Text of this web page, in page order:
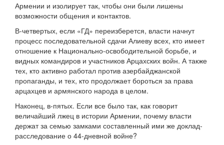
Армении и изолирует так, чтобы они были лишены
возможности общения и контактов.
В-четвертых, если «ГД» переизберется, власти начнут
процесс последовательной сдачи Алиеву всех, кто имеет
отношение к Национально-освободительной борьбе, и
видных командиров и участников Арцахских войн. А также
тех, кто активно работал против азербайджанской
пропаганды, и тех, кто продолжает бороться за права
арцахцев и армянского народа в целом.
Наконец, в-пятых. Если все было так, как говорит
величайший лжец в истории Армении, почему власти
держат за семью замками составленный ими же доклад-
расследование о 44-дневной войне?